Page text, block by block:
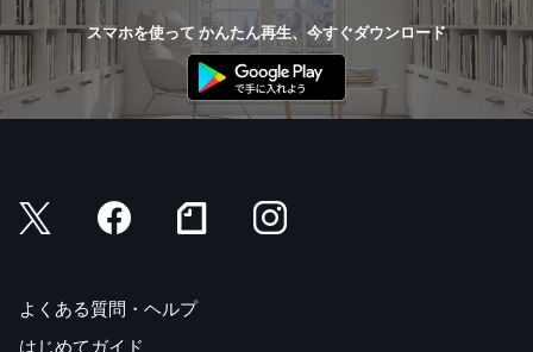
オープンコンタクトがはじまる
スマホを使って かんたん再生、今すぐダウンロード
よくある質問・ヘルプ
はじめてガイド